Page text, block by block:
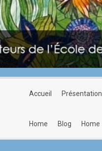
accueil présentation
home blog home